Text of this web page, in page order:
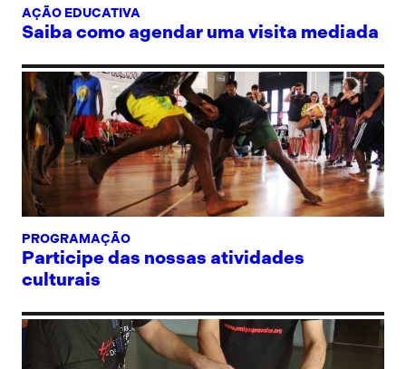
AÇÃO EDUCATIVA
Saiba como agendar uma visita mediada
PROGRAMAÇÃO
Participe das nossas atividades
culturais